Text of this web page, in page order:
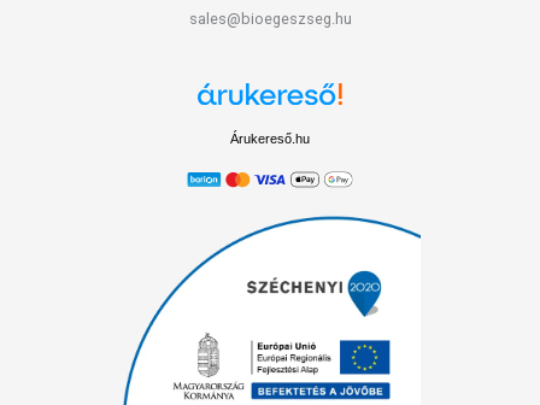
sales@bioegeszseg.hu
Árukereső.hu